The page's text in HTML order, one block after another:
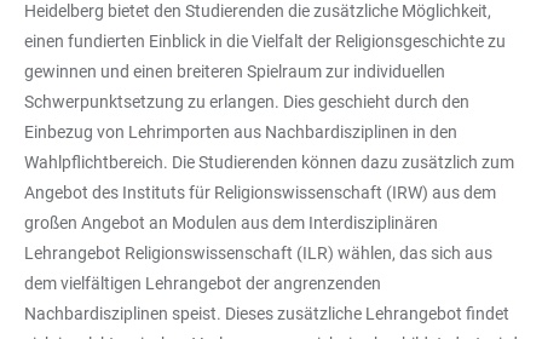
Heidelberg bietet den Studierenden die zusätzliche Möglichkeit,
einen fundierten Einblick in die Vielfalt der Religionsgeschichte zu
gewinnen und einen breiteren Spielraum zur individuellen
Schwerpunktsetzung zu erlangen. Dies geschieht durch den
Einbezug von Lehrimporten aus Nachbardisziplinen in den
Wahlpflichtbereich. Die Studierenden können dazu zusätzlich zum
Angebot des Instituts für Religionswissenschaft (IRW) aus dem
großen Angebot an Modulen aus dem Interdisziplinären
Lehrangebot Religionswissenschaft (ILR) wählen, das sich aus
dem vielfältigen Lehrangebot der angrenzenden
Nachbardisziplinen speist. Dieses zusätzliche Lehrangebot findet